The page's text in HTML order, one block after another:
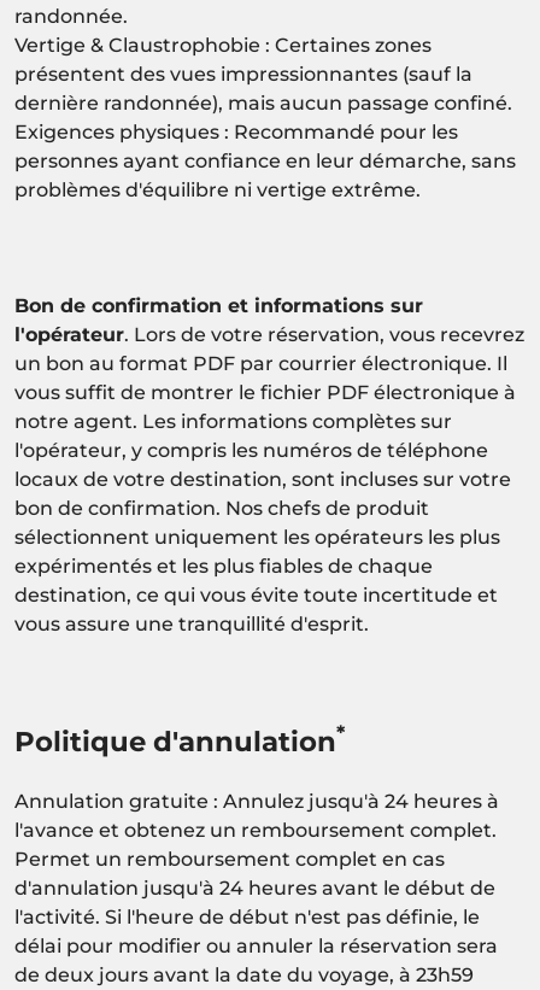
randonnée.
Vertige & Claustrophobie : Certaines zones
présentent des vues impressionnantes (sauf la
dernière randonnée), mais aucun passage confiné.
Exigences physiques : Recommandé pour les
personnes ayant confiance en leur démarche, sans
problèmes d'équilibre ni vertige extrême.
Bon de confirmation et informations sur
l'opérateur. Lors de votre réservation, vous recevrez
un bon au format PDF par courrier électronique. Il
vous suffit de montrer le fichier PDF électronique à
notre agent. Les informations complètes sur
l'opérateur, y compris les numéros de téléphone
locaux de votre destination, sont incluses sur votre
bon de confirmation. Nos chefs de produit
sélectionnent uniquement les opérateurs les plus
expérimentés et les plus fiables de chaque
destination, ce qui vous évite toute incertitude et
vous assure une tranquillité d'esprit.
Politique d'annulation*
Annulation gratuite : Annulez jusqu'à 24 heures à
l'avance et obtenez un remboursement complet.
Permet un remboursement complet en cas
d'annulation jusqu'à 24 heures avant le début de
l'activité. Si l'heure de début n'est pas définie, le
délai pour modifier ou annuler la réservation sera
de deux jours avant la date du voyage, à 23h59